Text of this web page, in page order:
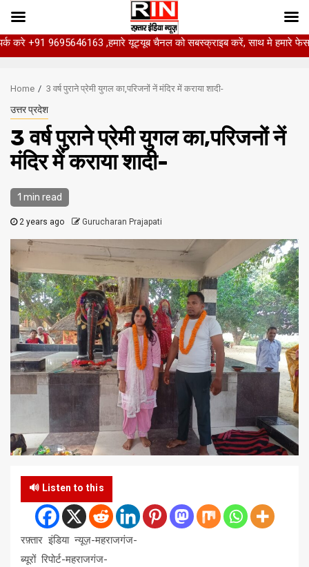
,हमारे यूट्यूब चैनल को सबस्क्राइब करें, साथ मे हमारे फेसबुक को
content
Home 3 वर्ष पुराने प्रेमी युगल का,परिजनों नें मंदिर में कराया शादी-
उत्तर प्रदेश
3 वर्ष पुराने प्रेमी युगल का,परिजनों नें
मंदिर में कराया शादी-
1 min read
2 years ago Gurucharan Prajapati
🔊 Listen to this
रफ़्तार इंडिया न्यूज़-महराजगंज-
ब्यूरों रिपोर्ट-महराजगंज-